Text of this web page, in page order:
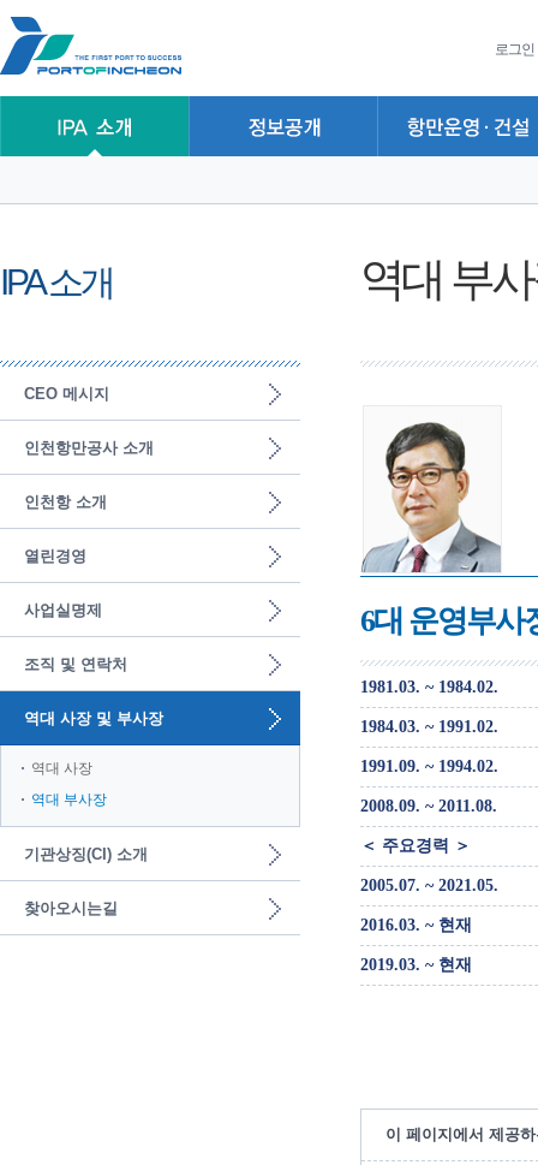
로그인
IPA 소개
CEO 메시지
인천항만공사 소개
인천항 소개
열린경영
사업실명제
조직 및 연락처
역대 사장 및 부사장
역대 사장
역대 부사장
기관상징(CI) 소개
찾아오시는길
역대 부
6대 운영부사
1981.03. ~ 1984.02.
1984.03. ~ 1991.02.
1991.09. ~ 1994.02.
2008.09. ~ 2011.08.
＜ 주요경력 ＞
2005.07. ~ 2021.05.
2016.03. ~ 현재
2019.03. ~ 현재
이 페이지에서 제공